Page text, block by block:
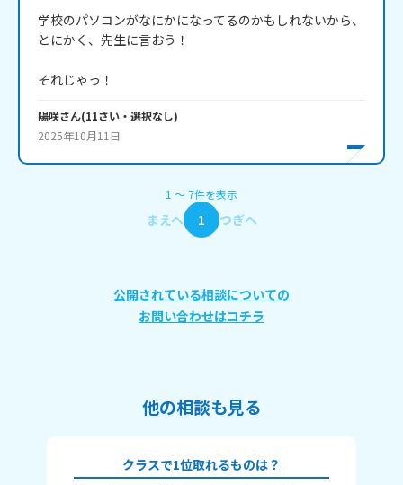
学校のパソコンがなにかになってるのかもしれないから、
とにかく、先生に言おう！
それじゃっ！
陽咲さん(11さい・ 選択なし)
2025年10月11日
1 〜 7件を表示
まえへ 1 つぎへ
公開されている相談についての
お問い合わせはコチラ
他の相談も見る
クラスで1位取れるものは？